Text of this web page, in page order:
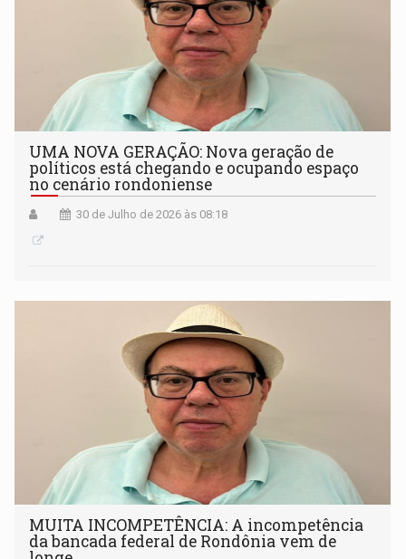
UMA NOVA GERAÇÃO: Nova geração de
políticos está chegando e ocupando espaço
no cenário rondoniense
30 de Julho de 2026 às 08:18
MUITA INCOMPETÊNCIA: A incompetência
da bancada federal de Rondônia vem de